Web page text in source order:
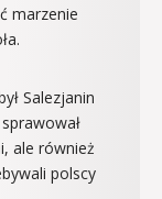
marzenie
Salezjanin
ale również
polscy